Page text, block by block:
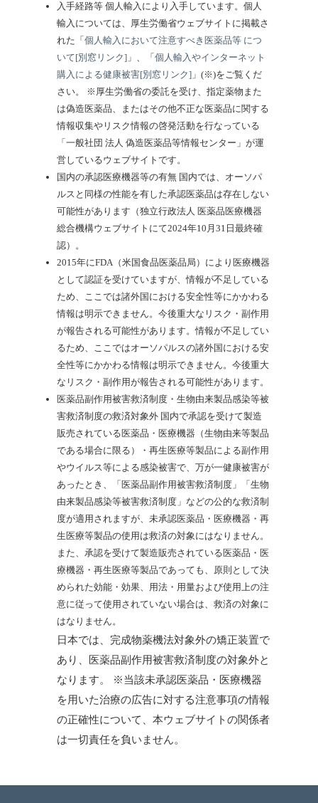
入手経路等個人輸入により入手しています。個人
輸入については、厚生労働省ウェブサイトに掲載さ
れた「 個人輸入において注意すべき医薬品等 につ
いて[別窓リンク]」、「 個人輸入やインターネット
購入による健康被害[別窓リンク]」(※)をご覧くだ
さい。
※厚生労働省の委託を受け、指定薬物また
は偽造医薬品、またはその他不正な医薬品に関する
情報収集やリスク情報の啓発活動を行なっている
「一般社団 法人 偽造医薬品等情報センター」が運
営しているウェブサイトです。
国内の承認医療機器等の有無国内では、オーソパ
ルスと同様の性能を有した承認医薬品は存在しない
可能性があります（独立行政法人 医薬品医療機器
総合機構ウェブサイトにて2024年10月31日最終確
認）。
2015年にFDA（米国食品医薬品局）により医療機器
として認証を受けていますが、情報が不足している
ため、ここでは諸外国における安全性等にかかわる
情報は明示できません。今後重大なリスク・副作用
が報告される可能性があります。情報が不足してい
るため、ここではオーソパルスの諸外国における安
全性等にかかわる情報は明示できません。今後重大
なリスク・副作用が報告される可能性があります。
医薬品副作用被害救済制度・生物由来製品感染等被
害救済制度の救済対象外国内で承認を受けて製造
販売されている医薬品・医療機器（生物由来等製品
である場合に限る）・再生医療等製品による副作用
やウイルス等による感染被害で、万が一健康被害が
あったとき、「医薬品副作用被害救済制度」「生物
由来製品感染等被害救済制度」などの公的な救済制
度が適用されますが、未承認医薬品・医療機器・再
生医療等製品の使用は救済の対象にはなりません。
また、承認を受けて製造販売されている医薬品・医
療機器・再生医療等製品であっても、原則として決
められた効能・効果、用法・用量および使用上の注
意に従って使用されていない場合は、救済の対象に
はなりません。
日本では、完成物薬機法対象外の矯正装置で
あり、医薬品副作用被害救済制度の対象外と
なります。
※当該未承認医薬品・医療機器
を用いた治療の広告に対する注意事項の情報
の正確性について、本ウェブサイトの関係者
は一切責任を負いません。